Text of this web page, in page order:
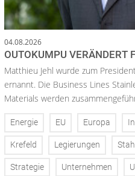
04.08.2026
OUTOKUMPU VERÄNDERT
Matthieu Jehl wurde zum
ernannt. Die Business Lines
Materials werden
Energie EU Europa
Krefeld Legierungen Stahl
Strategie Unternehmen